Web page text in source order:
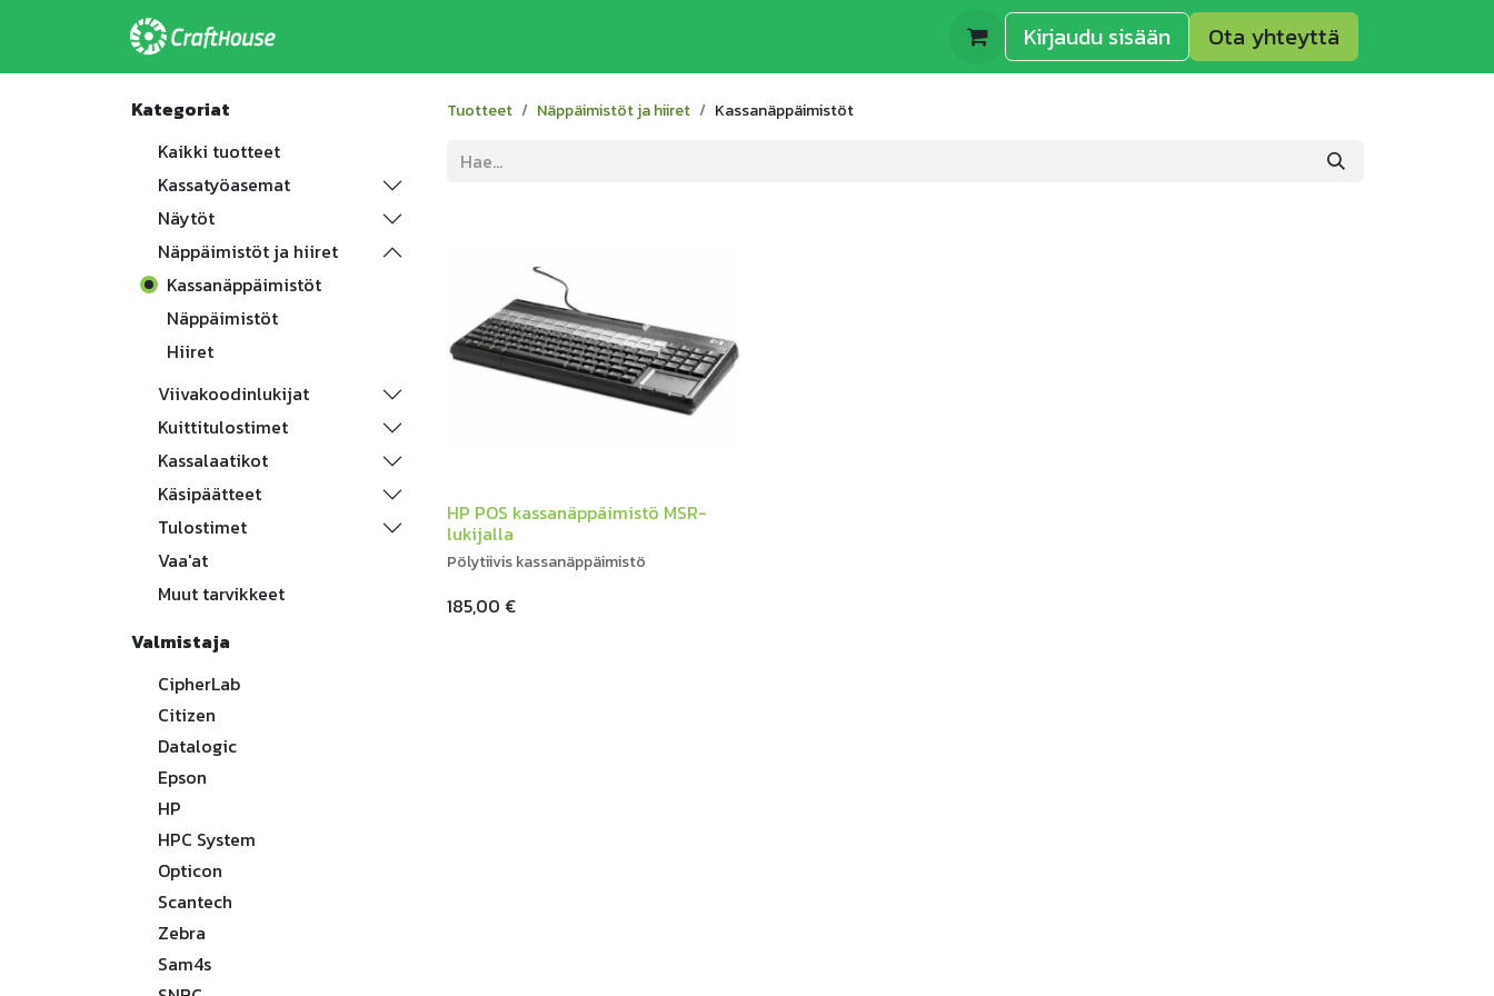
Kirjaudu sisään Ota yhteyttä
Kategoriat
Kaikki tuotteet
Kassatyöasemat
Näytöt
Näppäimistöt ja hiiret
Kassanäppäimistöt
Näppäimistöt
Hiiret
Viivakoodinlukijat
Kuittitulostimet
Kassalaatikot
Käsipäätteet
Tulostimet
Vaa'at
Muut tarvikkeet
Valmistaja
CipherLab
Citizen
Datalogic
Epson
HP
HPC System
Opticon
Scantech
Zebra
Sam4s
Tuotteet Näppäimistöt ja hiiret Kassanäppäimistöt
HP POS kassanäppäimistö MSR-
lukijalla
Pölytiivis kassanäppäimistö
185,00 €